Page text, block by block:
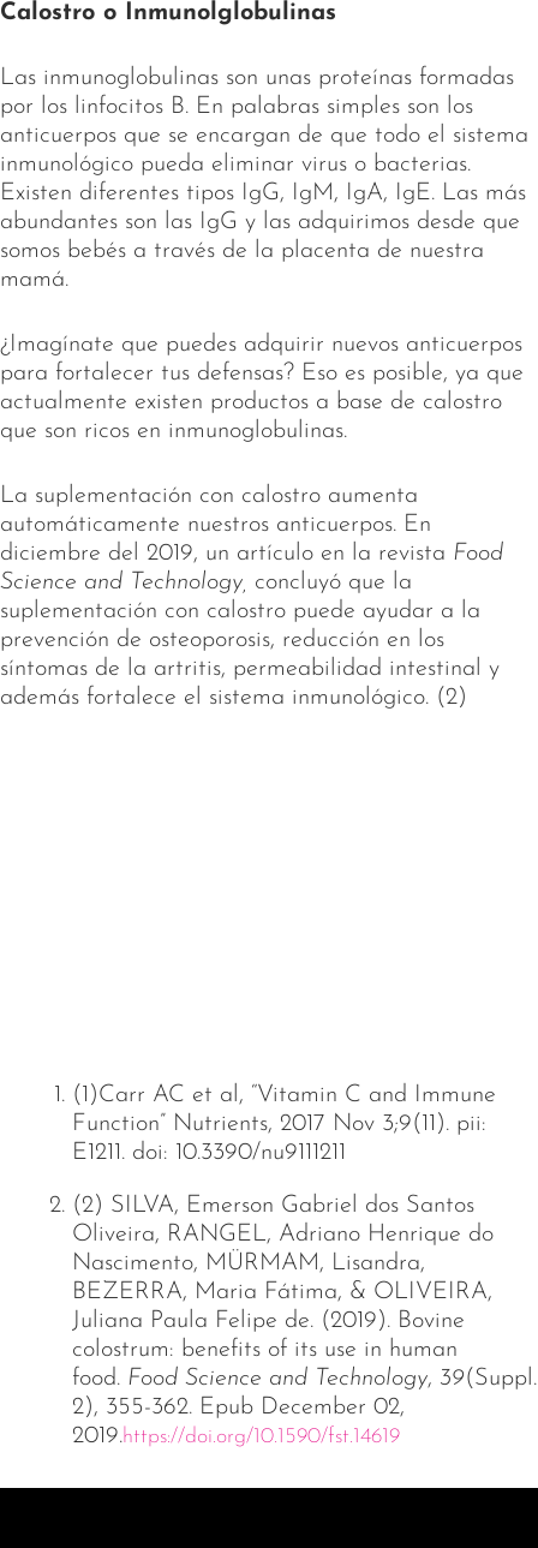
Calostro o Inmunolglobulinas
Las inmunoglobulinas son unas proteínas formadas
por los linfocitos B. En palabras simples son los
anticuerpos que se encargan de que todo el sistema
inmunológico pueda eliminar virus o bacterias.
Existen diferentes tipos IgG, IgM, IgA, IgE. Las más
abundantes son las IgG y las adquirimos desde que
somos bebés a través de la placenta de nuestra
mamá.
¿Imagínate que puedes adquirir nuevos anticuerpos
para fortalecer tus defensas? Eso es posible, ya que
actualmente existen productos a base de calostro
que son ricos en inmunoglobulinas.
La suplementación con calostro aumenta
automáticamente nuestros anticuerpos. En
diciembre del 2019, un artículo en la revista Food
Science and Technology, concluyó que la
suplementación con calostro puede ayudar a la
prevención de osteoporosis, reducción en los
síntomas de la artritis, permeabilidad intestinal y
además fortalece el sistema inmunológico. (2)
(1)Carr AC et al, “Vitamin C and Immune
Function” Nutrients, 2017 Nov 3;9(11). pii:
E1211. doi: 10.3390/nu9111211
(2) SILVA, Emerson Gabriel dos Santos
Oliveira, RANGEL, Adriano Henrique do
Nascimento, MÜRMAM, Lisandra,
BEZERRA, Maria Fátima, & OLIVEIRA,
Juliana Paula Felipe de. (2019). Bovine
colostrum: benefits of its use in human
food. Food Science and Technology, 39(Suppl.
2), 355-362. Epub December 02,
2019.https://doi.org/10.1590/fst.14619